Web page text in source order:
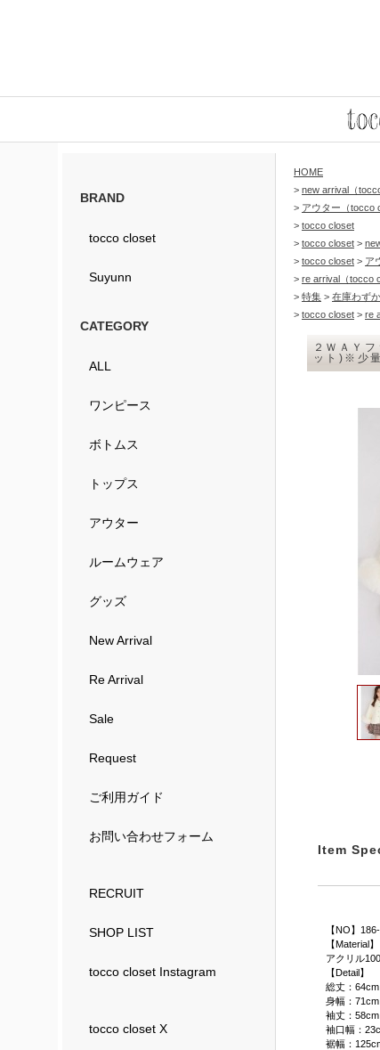
BRAND
tocco closet
Suyunn
CATEGORY
ALL
ワンピース
ボトムス
トップス
アウター
ルームウェア
グッズ
New Arrival
Re Arrival
Sale
Request
ご利用ガイド
お問い合わせフォーム
RECRUIT
SHOP LIST
tocco closet Instagram
tocco closet X
HOME
> new arrival（
> アウター（tocco
> tocco closet
> tocco closet >
> tocco closet > ア
> re arrival（tocco
> 特集 > 在庫わずか
> tocco closet > re
２ＷＡＹ
ット)※少
Item
【NO】
【Material】
アクリル
【Detail】
総丈：64cm
身幅：71cm
袖丈：58cm
袖口幅：
裾幅：